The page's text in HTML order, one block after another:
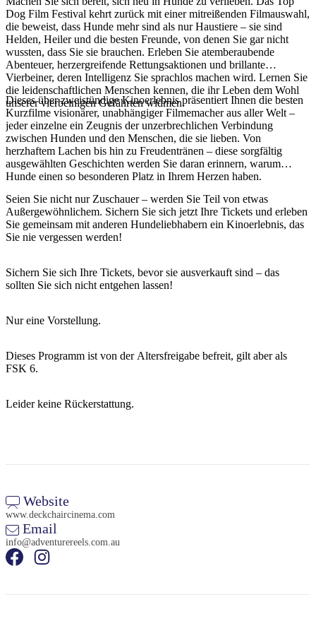
Sign
up
Dog Film Festival kehrt zurück mit einer mitreißenden Filmauswahl,
die beweist, dass Hunde mehr sind als nur Haustiere – sie sind
Helden, Heiler und die besten Freunde, von denen Sie gar nicht
wussten, dass Sie sie brauchen. Erleben Sie atemberaubende
Abenteuer, herzergreifende Rettungsaktionen und brillante
Vierbeiner, deren Intelligenz Sie sprachlos machen wird. Lernen Sie
die leidenschaftlichen Menschen kennen, die ihr Leben dem Wohl
unserer vierbeinigen Gefährten widmen.
Dieses über zweistündige Kinoerlebnis präsentiert Ihnen die besten
Kurzfilme visionärer, unabhängiger Filmemacher aus aller Welt –
jeder einzelne ein Zeugnis der unzerbrechlichen Verbindung
zwischen Hunden und den Menschen, die sie lieben. Von
herzhaftem Lachen bis hin zu Freudentränen – diese sorgfältig
ausgewählten Geschichten werden Sie daran erinnern, warum
Hunde einen so besonderen Platz in Ihrem Herzen haben.
Seien Sie nicht nur Zuschauer – werden Sie Teil von etwas
Außergewöhnlichem. Sichern Sie sich jetzt Ihre Tickets und erleben
Sie gemeinsam mit anderen Hundeliebhabern ein Kinoerlebnis, das
Sie nie vergessen werden!
Sichern Sie sich Ihre Tickets, bevor sie ausverkauft sind – das
sollten Sie sich nicht entgehen lassen!
Nur eine Vorstellung.
Dieses Programm ist von der Altersfreigabe befreit, gilt aber als
FSK 6.
Leider keine Rückerstattung.
Website
www.deckchaircinema.com
Email
info@adventurereels.com.au